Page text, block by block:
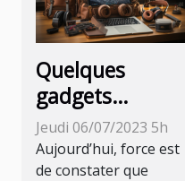
Quelques
gadgets
technologiques
indispensables
pour le voyage
Jeudi 06/07/2023 5h
Aujourd’hui, force est
de constater que